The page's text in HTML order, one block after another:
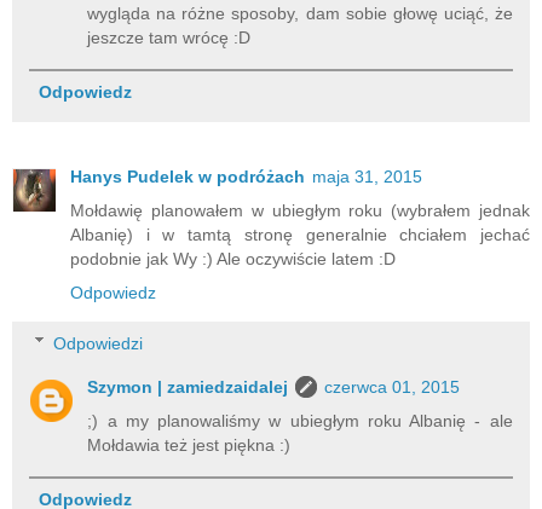
wygląda na różne sposoby, dam sobie głowę uciąć, że
jeszcze tam wrócę :D
Odpowiedz
Hanys Pudelek w podróżach maja 31, 2015
Mołdawię planowałem w ubiegłym roku (wybrałem jednak
Albanię) i w tamtą stronę generalnie chciałem jechać
podobnie jak Wy :) Ale oczywiście latem :D
Odpowiedz
Odpowiedzi
Szymon | zamiedzaidalej
czerwca 01, 2015
;) a my planowaliśmy w ubiegłym roku Albanię - ale
Mołdawia też jest piękna :)
Odpowiedz